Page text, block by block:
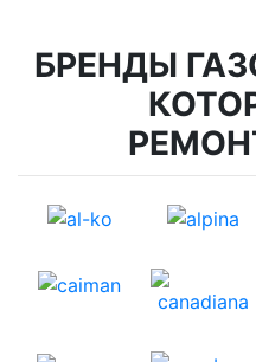
БРЕНДЫ